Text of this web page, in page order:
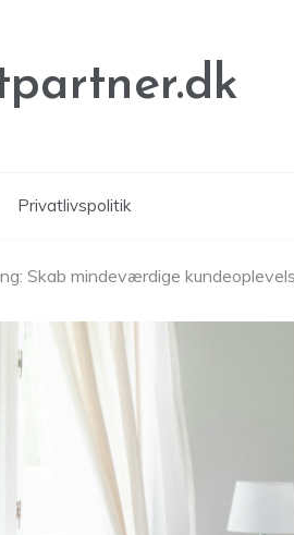
Privatlivspolitik
Skab mindeværdige